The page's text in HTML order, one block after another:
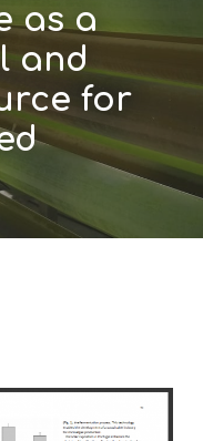
as a
and
for